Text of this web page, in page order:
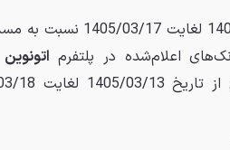
متقاضیان محترم می‌توانند از تاریخ
اتونوین